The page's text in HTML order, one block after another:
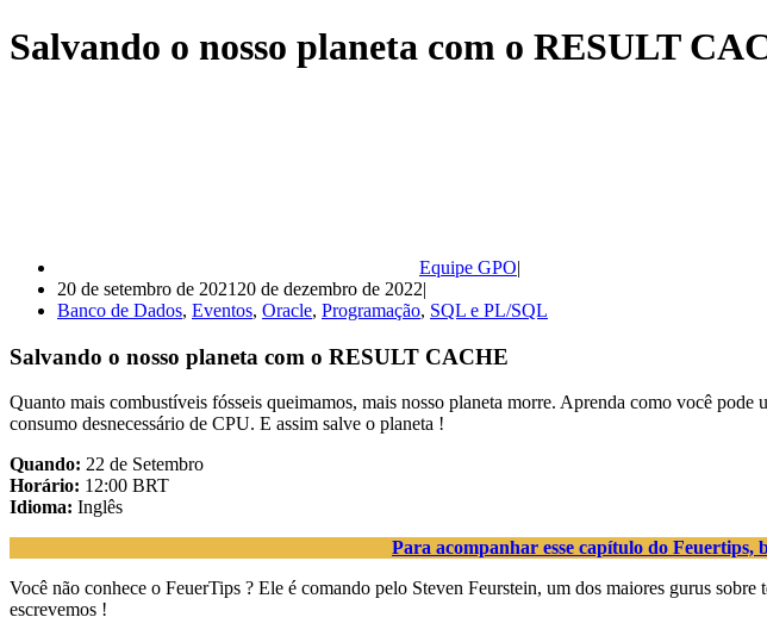
Salvando o nosso planeta com o RESULT
Equipe GPO
20 de setembro de 2021 20 de dezembro de 2022
Banco de Dados, Eventos, Oracle, Programação, SQL e PL/SQL
Salvando o nosso planeta com o RESULT CACHE
Quanto mais combustíveis fósseis queimamos, mais nosso planeta morre. Aprenda como você
consumo desnecessário de CPU. E assim salve o planeta !
Quando: 22 de Setembro
Horário: 12:00 BRT
Idioma: Inglês
Para acompanhar esse capítulo do
Você não conhece o FeuerTips ? Ele é comando pelo Steven Feurstein, um dos maiores gurus
escrevemos !